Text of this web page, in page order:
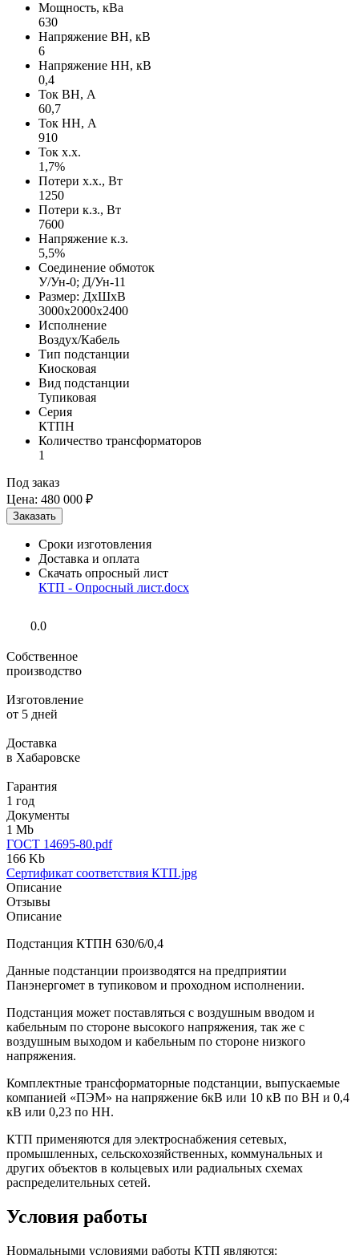
Мощность, кВа
630
Напряжение ВН, кВ
6
Напряжение НН, кВ
0,4
Ток ВН, А
60,7
Ток НН, А
910
Ток х.х.
1,7%
Потери х.х., Вт
1250
Потери к.з., Вт
7600
Напряжение к.з.
5,5%
Соединение обмоток
У/Ун-0; Д/Ун-11
Размер: ДхШхВ
3000х2000х2400
Исполнение
Воздух/Кабель
Тип подстанции
Киосковая
Вид подстанции
Тупиковая
Серия
КТПН
Количество трансформаторов
1
Под заказ
Цена: 480 000 ₽
Сроки изготовления
Доставка и оплата
Скачать опросный лист
КТП - Опросный лист.docx
0.0
Собственное
производство
Изготовление
от 5 дней
Доставка
в Хабаровске
Гарантия
1 год
Документы
1 Mb
ГОСТ 14695-80.pdf
166 Kb
Сертификат соответствия КТП.jpg
Описание
Отзывы
Описание
Подстанция КТПН 630/6/0,4
Данные подстанции производятся на предприятии
Панэнергомет в тупиковом и проходном исполнении.
Подстанция может поставляться с воздушным вводом и
кабельным по стороне высокого напряжения, так же с
воздушным выходом и кабельным по стороне низкого
напряжения.
Комплектные трансформаторные подстанции, выпускаемые
компанией «ПЭМ» на напряжение 6кВ или 10 кВ по ВН и 0,4
кВ или 0,23 по НН.
КТП применяются для электроснабжения сетевых,
промышленных, сельскохозяйственных, коммунальных и
других объектов в кольцевых или радиальных схемах
распределительных сетей.
Условия работы
Нормальными условиями работы КТП являются: